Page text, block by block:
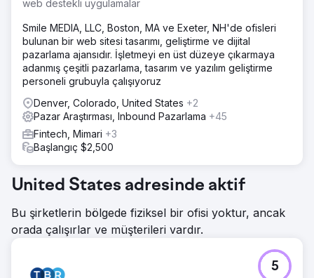
web destekli uygulamalar
Smile MEDIA, LLC, Boston, MA ve Exeter, NH'de ofisleri
bulunan bir web sitesi tasarımı, geliştirme ve dijital
pazarlama ajansıdır. İşletmeyi en üst düzeye çıkarmaya
adanmış çeşitli pazarlama, tasarım ve yazılım geliştirme
personeli grubuyla çalışıyoruz
Denver, Colorado, United States +2
Pazar Araştırması, Inbound Pazarlama +45
Fintech, Mimari +3
Başlangıç $2,500
United States adresinde aktif
Bu şirketlerin bölgede fiziksel bir ofisi yoktur, ancak
orada çalışırlar ve müşterileri vardır.
5